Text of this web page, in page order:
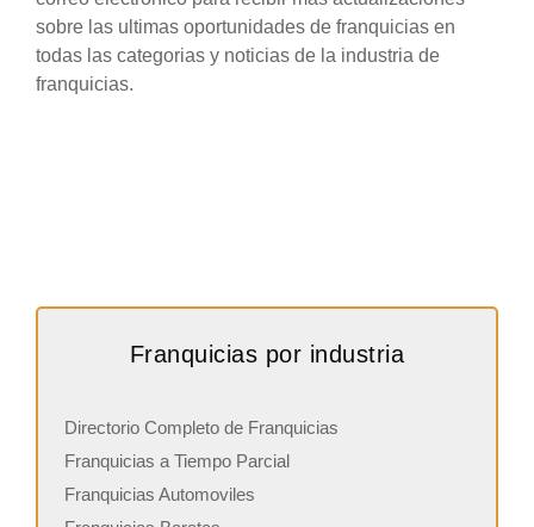
sobre las ultimas oportunidades de franquicias en
todas las categorias y noticias de la industria de
franquicias.
Franquicias por industria
Directorio Completo de Franquicias
Franquicias a Tiempo Parcial
Franquicias Automoviles